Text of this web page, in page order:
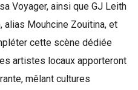
Voyager, ainsi que GJ Leith
alias Mouhcine Zouitina, et
cette scène dédiée
artistes locaux apporteront
mêlant cultures